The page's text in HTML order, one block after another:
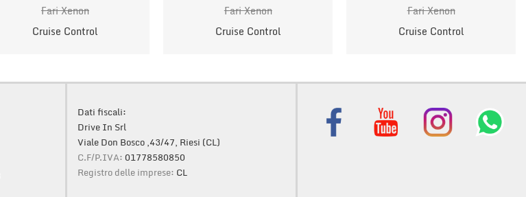
Fari Xenon
Cruise Control
Fari Xenon
Cruise Control
Fari Xenon
Cruise Control
Dati fiscali:
Drive In Srl
Viale Don Bosco ,43/47, Riesi (CL)
C.F/P.IVA:01778580850
Registro delle imprese: CL